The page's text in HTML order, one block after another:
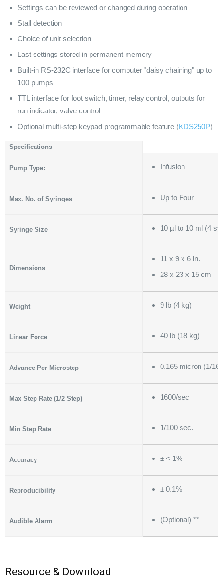
Settings can be reviewed or changed during operation
Stall detection
Choice of unit selection
Last settings stored in permanent memory
Built-in RS-232C interface for computer "daisy chaining" up to
100 pumps
TTL interface for foot switch, timer, relay control, outputs for
run indicator, valve control
Optional multi-step keypad programmable feature (KDS250P)
Specifications
Pump Type: Infusion
Max. No. of Syringes Up to Four
Syringe Size 10 µl to 10 ml (4
Dimensions
11 x 9 x 6 in.
28 x 23 x 15 cm
Weight 9 lb (4 kg)
Linear Force 40 lb (18 kg)
Advance Per Microstep 0.165 micron (1/
Max Step Rate (1/2 Step) 1600/sec
Min Step Rate 1/100 sec.
Accuracy ± < 1%
Reproducibility ± 0.1%
Audible Alarm (Optional) **
Resource & Download